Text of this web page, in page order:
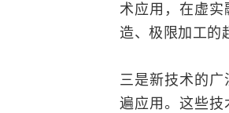
术应用，在虚
造、极限加工的
三是新技术的广
遍应用。这些